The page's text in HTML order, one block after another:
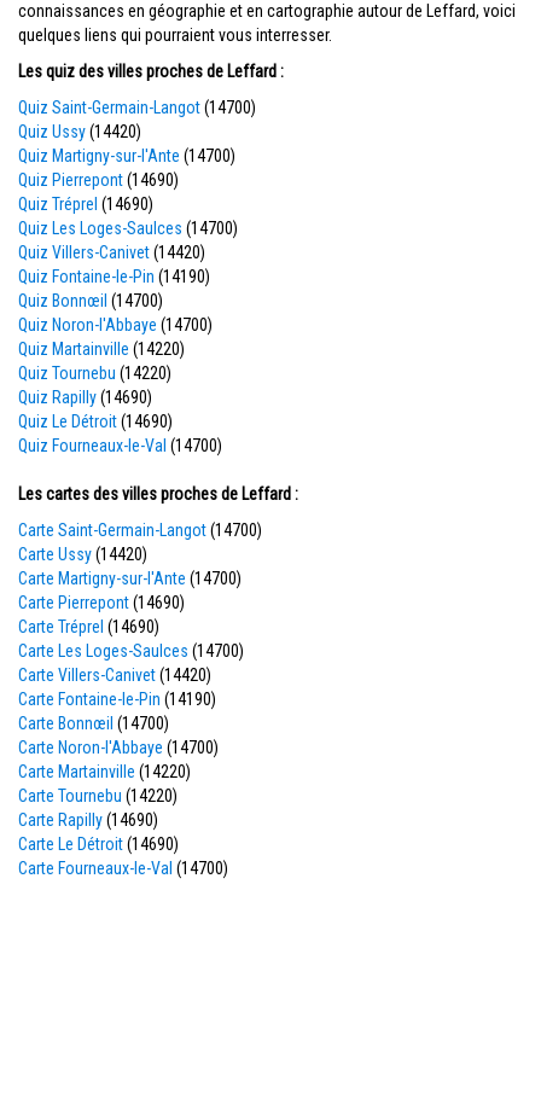
connaissances en géographie et en cartographie autour de Leffard, voici
quelques liens qui pourraient vous interresser.
Les quiz des villes proches de Leffard :
Quiz Saint-Germain-Langot(14700)
Quiz Ussy(14420)
Quiz Martigny-sur-l'Ante (14700)
Quiz Pierrepont(14690)
Quiz Tréprel (14690)
Quiz Les Loges-Saulces (14700)
Quiz Villers-Canivet(14420)
Quiz Fontaine-le-Pin (14190)
Quiz Bonnœil (14700)
Quiz Noron-l'Abbaye (14700)
Quiz Martainville (14220)
Quiz Tournebu (14220)
Quiz Rapilly(14690)
Quiz Le Détroit(14690)
Quiz Fourneaux-le-Val (14700)
Les cartes des villes proches de Leffard :
Carte Saint-Germain-Langot(14700)
Carte Ussy(14420)
Carte Martigny-sur-l'Ante (14700)
Carte Pierrepont(14690)
Carte Tréprel (14690)
Carte Les Loges-Saulces (14700)
Carte Villers-Canivet(14420)
Carte Fontaine-le-Pin (14190)
Carte Bonnœil (14700)
Carte Noron-l'Abbaye (14700)
Carte Martainville (14220)
Carte Tournebu (14220)
Carte Rapilly(14690)
Carte Le Détroit(14690)
Carte Fourneaux-le-Val (14700)